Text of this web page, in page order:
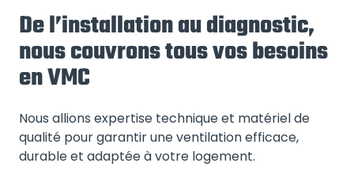
De l’installation au diagnostic,
nous couvrons tous vos besoins
en VMC
Nous allions expertise technique et matériel de
qualité pour garantir une ventilation efficace,
durable et adaptée à votre logement.